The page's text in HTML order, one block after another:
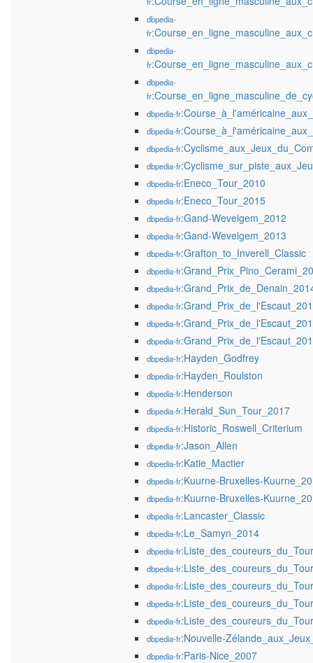
dbpedia-
fr
dbpedia-
fr
dbpedia-
fr
dbpedia-fr
dbpedia-fr
dbpedia-fr
dbpedia-fr
dbpedia-fr:Eneco_Tour_2010
dbpedia-fr:Eneco_Tour_2015
dbpedia-fr:Gand-Wevelgem_2012
dbpedia-fr:Gand-Wevelgem_2013
dbpedia-fr:Grafton_to_Inverell_Classic
dbpedia-fr
dbpedia-fr
dbpedia-fr
dbpedia-fr
dbpedia-fr
dbpedia-fr:Hayden_Godfrey
dbpedia-fr:Hayden_Roulston
dbpedia-fr:Henderson
dbpedia-fr:Herald_Sun_Tour_2017
dbpedia-fr:Historic_Roswell_Criterium
dbpedia-fr:Jason_Allen
dbpedia-fr:Katie_Mactier
dbpedia-fr:Kuurne-Bruxelles-
dbpedia-fr:Kuurne-Bruxelles-
dbpedia-fr:Lancaster_Classic
dbpedia-fr:Le_Samyn_2014
dbpedia-fr
dbpedia-fr
dbpedia-fr
dbpedia-fr
dbpedia-fr
dbpedia-fr:Nouvelle-
dbpedia-fr:Paris-Nice_2007